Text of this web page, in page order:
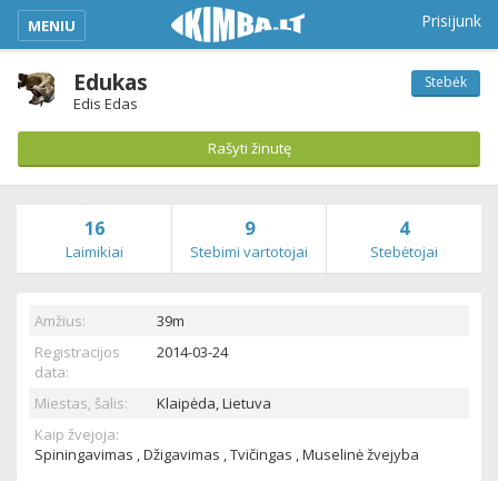
kimba_base_header_mobile_menu_toggle
MENIU Prisijunk
Edukas
Edis Edas
Stebėk
Rašyti žinutę
16
Laimikiai
9
Stebimi vartotojai
4
Stebėtojai
Amžius:
39m
Registracijos
data:
2014-03-24
Miestas, šalis: Klaipėda,Lietuva
Kaip žvejoja:
Spiningavimas , Džigavimas , Tvičingas , Muselinė žvejyba